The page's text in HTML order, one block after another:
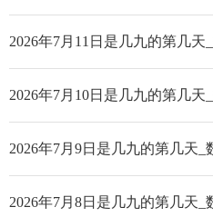
2026年7月11日是几九的第几天
2026年7月10日是几九的第几天
2026年7月9日是几九的第几天_
2026年7月8日是几九的第几天_